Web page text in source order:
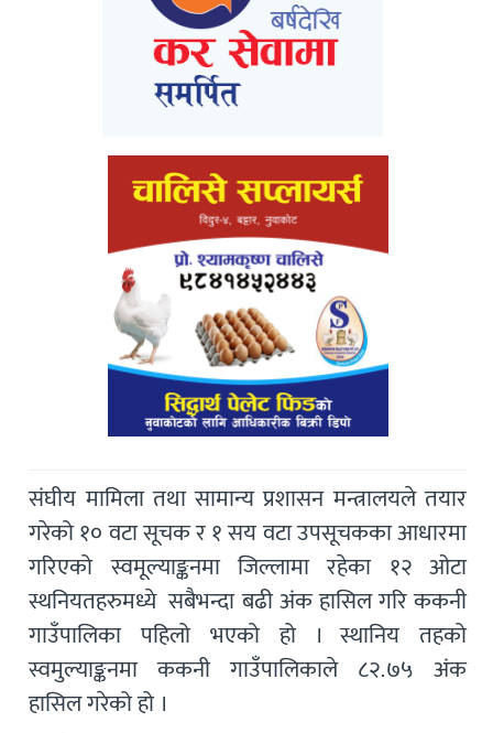
संघीय मामिला तथा सामान्य प्रशासन मन्त्रालयले तयार
गरेको १० वटा सूचक र १ सय वटा उपसूचकका आधारमा
गरिएको स्वमूल्याङ्कनमा जिल्लामा रहेका १२ ओटा
स्थनियतहरुमध्ये सबैभन्दा बढी अंक हासिल गरि ककनी
गाउँपालिका पहिलो भएको हो । स्थानिय तहको
स्वमुल्याङ्कनमा ककनी गाउँपालिकाले ८२.७५ अंक
हासिल गरेको हो ।